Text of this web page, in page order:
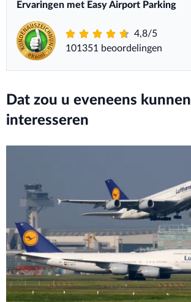
Ervaringen met Easy Airport Parking
4,8/5
101351 beoordelingen
Dat zou u eveneens kunnen
interesseren